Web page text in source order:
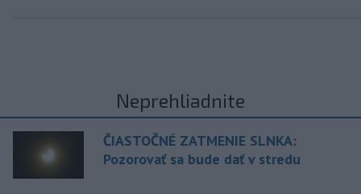
Neprehliadnite
ČIASTOČNÉ ZATMENIE SLNKA:
Pozorovať sa bude dať v stredu